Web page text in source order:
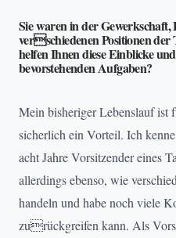
Sie waren in der Gewerkschaft,
verschiedenen Positionen der
helfen Ihnen diese Einblicke
bevorstehenden Aufgaben?
Mein bisheriger Lebenslauf
sicherlich ein Vorteil. Ich
acht Jahre Vorsitzender eines
allerdings ebenso, wie
handeln und habe noch viele
zurückgreifen kann. Als